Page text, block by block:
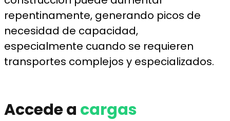
repentinamente, generando picos de
necesidad de capacidad,
especialmente cuando se requieren
transportes complejos y especializados.
Accede a cargas